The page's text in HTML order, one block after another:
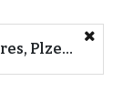
Klatovy (Okres, Plzeňský kraj)